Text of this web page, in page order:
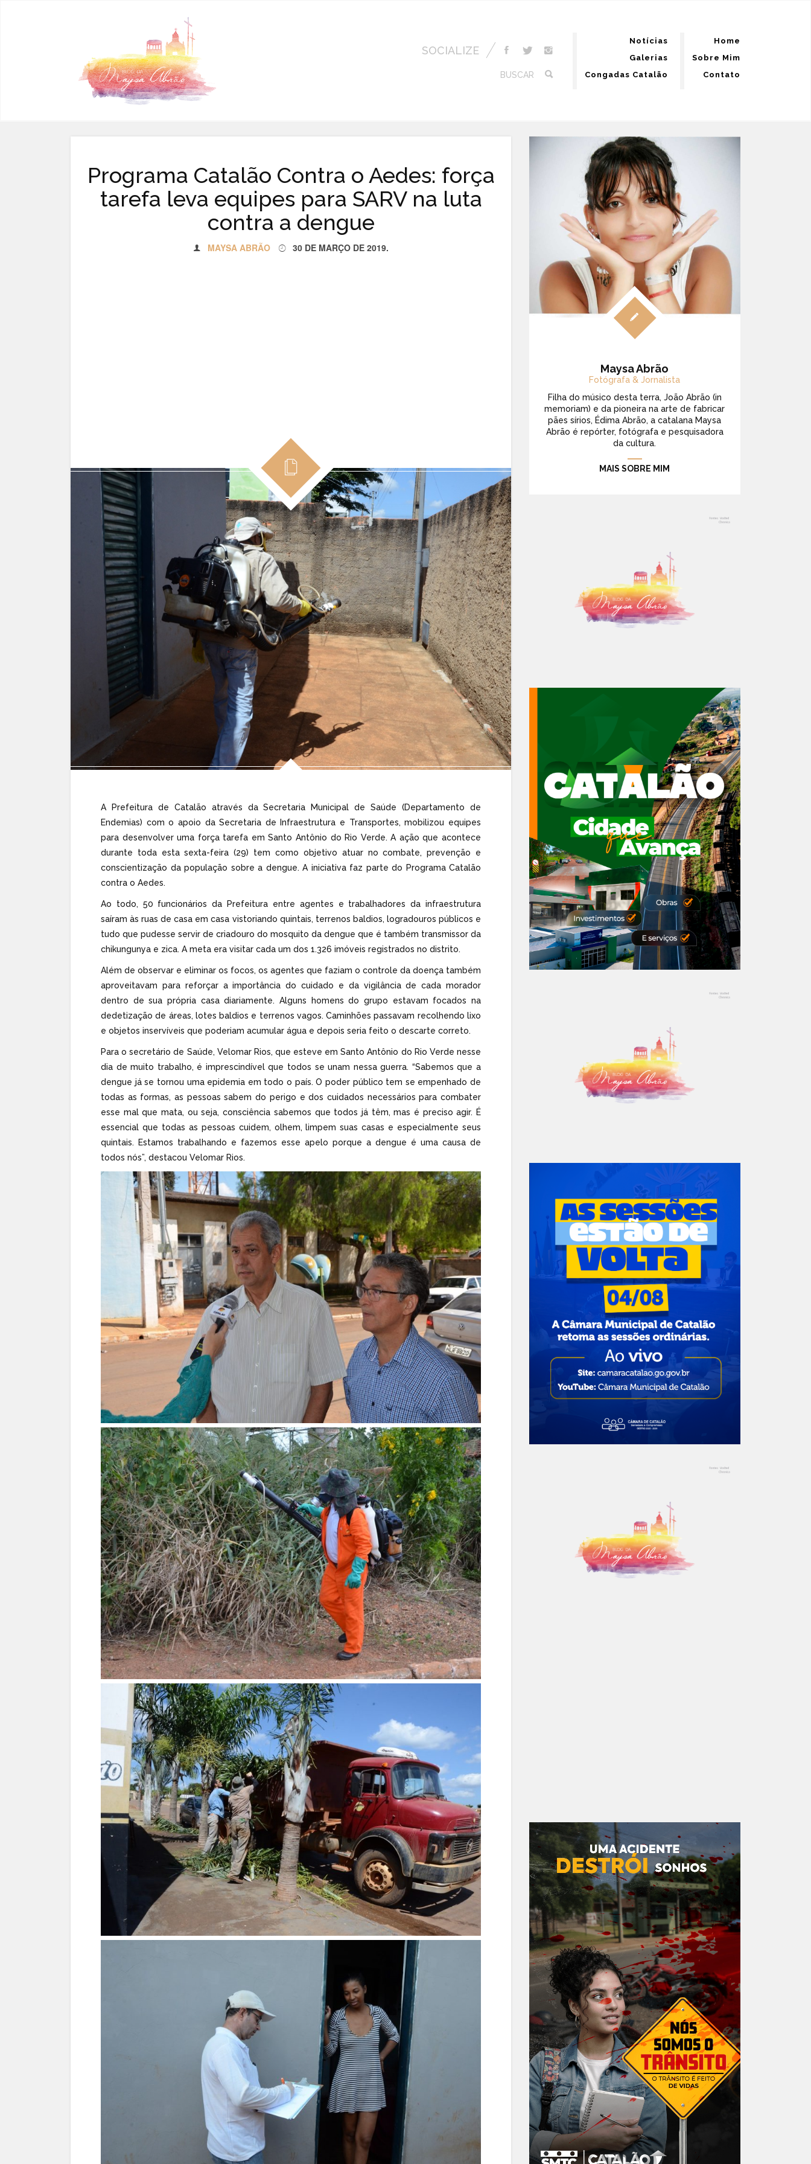
SOCIALIZE
BUSCAR
Notícias
Galerias
Congadas Catalão
Home
Sobre Mim
Contato
Programa Catalão Contra o Aedes: força
tarefa leva equipes para SARV na luta
contra a dengue
MAYSA ABRÃO 30 DE MARÇO DE 2019.
A Prefeitura de Catalão através da Secretaria Municipal de Saúde (Departamento de
Endemias) com o apoio da Secretaria de Infraestrutura e Transportes, mobilizou equipes
para desenvolver uma força tarefa em Santo Antônio do Rio Verde. A ação que acontece
durante toda esta sexta-feira (29) tem como objetivo atuar no combate, prevenção e
conscientização da população sobre a dengue. A iniciativa faz parte do Programa Catalão
contra o Aedes.
Ao todo, 50 funcionários da Prefeitura entre agentes e trabalhadores da infraestrutura
saíram às ruas de casa em casa vistoriando quintais, terrenos baldios, logradouros públicos e
tudo que pudesse servir de criadouro do mosquito da dengue que é também transmissor da
chikungunya e zica. A meta era visitar cada um dos 1.326 imóveis registrados no distrito.
Além de observar e eliminar os focos, os agentes que faziam o controle da doença também
aproveitavam para reforçar a importância do cuidado e da vigilância de cada morador
dentro de sua própria casa diariamente. Alguns homens do grupo estavam focados na
dedetização de áreas, lotes baldios e terrenos vagos. Caminhões passavam recolhendo lixo
e objetos inservíveis que poderiam acumular água e depois seria feito o descarte correto.
Para o secretário de Saúde, Velomar Rios, que esteve em Santo Antônio do Rio Verde nesse
dia de muito trabalho, é imprescindível que todos se unam nessa guerra. “Sabemos que a
dengue já se tornou uma epidemia em todo o país. O poder público tem se empenhado de
todas as formas, as pessoas sabem do perigo e dos cuidados necessários para combater
esse mal que mata, ou seja, consciência sabemos que todos já têm, mas é preciso agir. É
essencial que todas as pessoas cuidem, olhem, limpem suas casas e especialmente seus
quintais. Estamos trabalhando e fazemos esse apelo porque a dengue é uma causa de
todos nós”, destacou Velomar Rios.
Maysa Abrão
Fotógrafa & Jornalista
Filha do músico desta terra, João Abrão (in
memoriam) e da pioneira na arte de fabricar
pães sírios, Édima Abrão, a catalana Maysa
Abrão é repórter, fotógrafa e pesquisadora
da cultura.
MAIS SOBRE MIM